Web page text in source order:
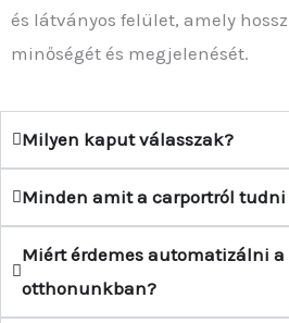
és látványos felület, amely
minőségét és megjelenését.
Milyen kaput válasszak?
Minden amit a carportról
Miért érdemes automatizálni
otthonunkban?